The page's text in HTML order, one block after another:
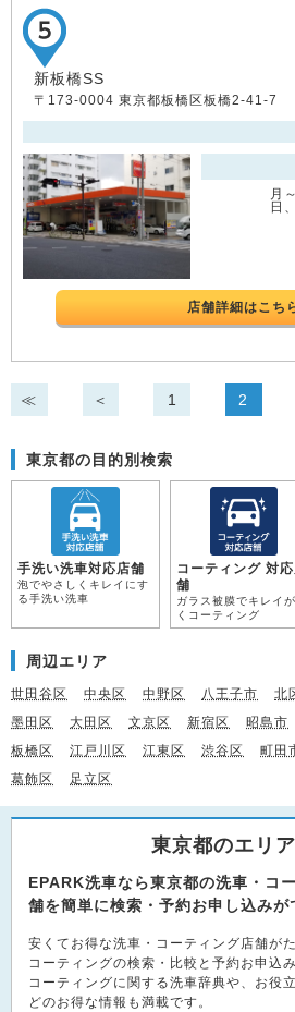
新板橋SS
〒173-0004 東京都板橋区板橋2-41-7
月
日
店舗詳細はこち
≪ ＜ 1 2
東京都の目的別検索
手洗い洗車対応店舗
泡でやさしくキレイにす
る手洗い洗車
コーティング 対
舗
ガラス被膜でキレイ
くコーティング
周辺エリア
世田谷区 中央区 中野区 八王子市 北
墨田区
大田区 文京区 新宿区 昭島市
板橋区
江戸川区 江東区 渋谷区 町田
葛飾区
足立区
東京都のエリ
EPARK洗車なら東京都の洗車・コ
舗を簡単に検索・予約お申し込みが
安くてお得な洗車・コーティング店舗が
コーティングの検索・比較と予約お申込
コーティングに関する洗車辞典や、お役
どのお得な情報も満載です。